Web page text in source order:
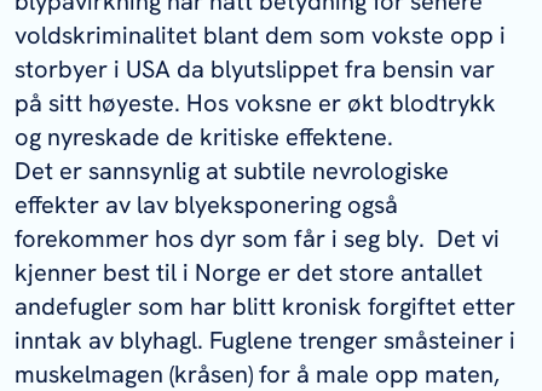
voldskriminalitet blant dem som vokste opp i
storbyer i USA da blyutslippet fra bensin var
på sitt høyeste. Hos voksne er økt blodtrykk
og nyreskade de kritiske effektene.
Det er sannsynlig at subtile nevrologiske
effekter av lav blyeksponering også
forekommer hos dyr som får i seg bly. Det vi
kjenner best til i Norge er det store antallet
andefugler som har blitt kronisk forgiftet etter
inntak av blyhagl. Fuglene trenger småsteiner i
muskelmagen (kråsen) for å male opp maten,